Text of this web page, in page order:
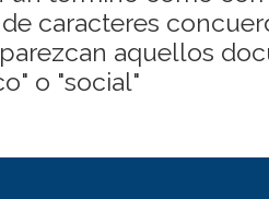
caracteres
aquellos
o "social"